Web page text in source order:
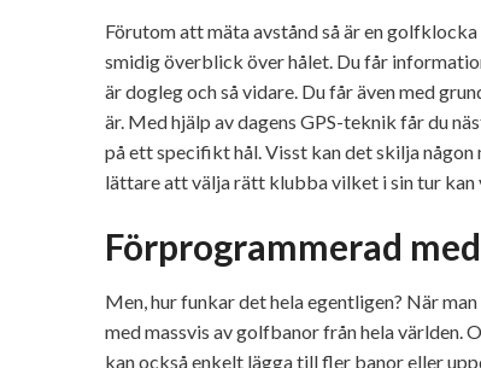
Förutom att mäta avstånd så är en
smidig överblick över hålet. Du får
är dogleg och så vidare. Du får även med
är. Med hjälp av dagens GPS-teknik får du
på ett specifikt hål. Visst kan det skilja
lättare att välja rätt klubba vilket i sin tur
Förprogrammerad
Men, hur funkar det hela egentligen? När
med massvis av golfbanor från hela världen.
kan också enkelt lägga till fler banor eller